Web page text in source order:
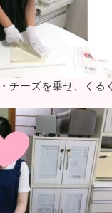
チーズを乗せ、くる